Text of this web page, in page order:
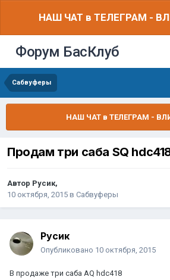
НАШ ЧАТ в ТЕЛЕГРАМ -
Форум БасКлуб
Сабвуферы
НАШ ЧАТ в ТЕЛЕГРАМ -
Продам три саба SQ
Автор Русик,
10 октября, 2015 в Сабвуферы
Русик
Опубликовано 10 октября, 2015
В продаже три саба AQ hdc418